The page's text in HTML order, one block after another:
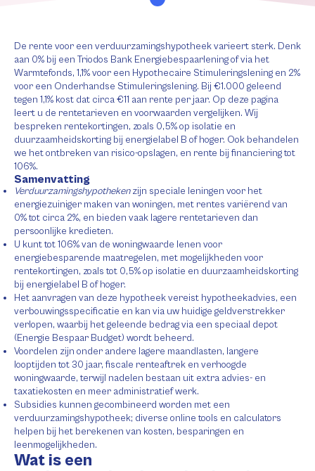
De rente voor een verduurzamingshypotheek varieert sterk. Denk
aan 0% bij een Triodos Bank Energiebespaarlening of via het
Warmtefonds, 1,1% voor een Hypothecaire Stimuleringslening en 2%
voor een Onderhandse Stimuleringslening. Bij €1.000 geleend
tegen 1,1% kost dat circa €11 aan rente per jaar. Op deze pagina
leert u de rentetarieven en voorwaarden vergelijken. Wij
bespreken rentekortingen, zoals 0,5% op isolatie en
duurzaamheidskorting bij energielabel B of hoger. Ook behandelen
we het ontbreken van risico-opslagen, en rente bij financiering tot
106%.
Samenvatting
Verduurzamingshypothekenzijn speciale leningen voor het
energiezuiniger maken van woningen, met rentes variërend van
0% tot circa 2%, en bieden vaak lagere rentetarieven dan
persoonlijke kredieten.
U kunt tot 106% van de woningwaarde lenen voor
energiebesparende maatregelen, met mogelijkheden voor
rentekortingen, zoals tot 0,5% op isolatie en duurzaamheidskorting
bij energielabel B of hoger.
Het aanvragen van deze hypotheek vereist hypotheekadvies, een
verbouwingsspecificatie en kan via uw huidige geldverstrekker
verlopen, waarbij het geleende bedrag via een speciaal depot
(Energie Bespaar Budget) wordt beheerd.
Voordelen zijn onder andere lagere maandlasten, langere
looptijden tot 30 jaar, fiscale renteaftrek en verhoogde
woningwaarde, terwijl nadelen bestaan uit extra advies- en
taxatiekosten en meer administratief werk.
Subsidies kunnen gecombineerd worden met een
verduurzamingshypotheek; diverse online tools en calculators
helpen bij het berekenen van kosten, besparingen en
leenmogelijkheden.
Wat is een